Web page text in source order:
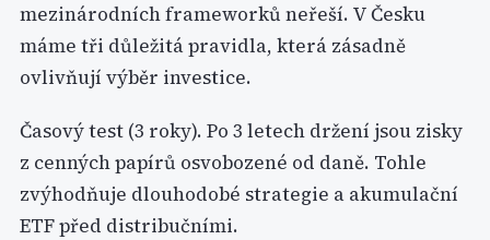
mezinárodních frameworků neřeší. V Česku
máme tři důležitá pravidla, která zásadně
ovlivňují výběr investice.
Časový test (3 roky). Po 3 letech držení jsou zisky
z cenných papírů osvobozené od daně. Tohle
zvýhodňuje dlouhodobé strategie a akumulační
ETF před distribučními.